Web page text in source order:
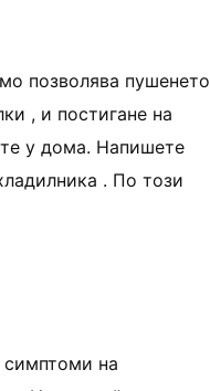
позволява пушенето
, и постигане на
у дома. Напишете
. По този
симптоми на